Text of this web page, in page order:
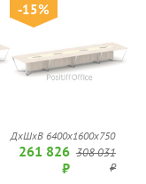
-15%
ДхШхВ 6400х1600х750
261 826
₽
308 031
₽